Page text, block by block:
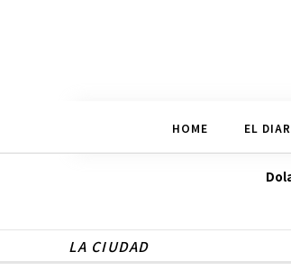
HOME EL
LA CIUDAD